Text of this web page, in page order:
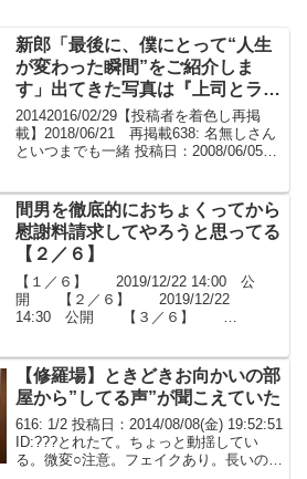
新郎「最後に、僕にとって“人生
が変わった瞬間”をご紹介しま
す」出てきた写真は『上司とラx
ホへ入る新婦』と『ラxホから出
てきた上司と新婦』の２枚。
20142016/02/29【投稿者を着色し再掲
載】2018/06/21 再掲載638: 名無しさん
といつまでも一緒 投稿日：2008/06/05
友...
間男を徹底的におちょくってから
慰謝料請求してやろうと思ってる
【２／６】
【１／６】 2019/12/22 14:00 公
開 【２／６】 2019/12/22
14:30 公開 【３／６】
【５／６】 2...
【修羅場】ときどきお向かいの部
屋から”してる声”が聞こえていた
616: 1/2 投稿日：2014/08/08(金) 19:52:51
ID:???とれたて。ちょっと動揺してい
る。微変○注意。フェイクあり。長いので